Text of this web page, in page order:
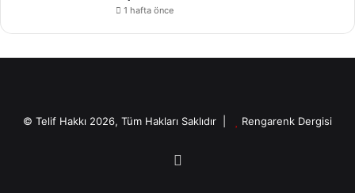
1 hafta önce
© Telif Hakkı 2026, Tüm Hakları Saklıdır | Rengarenk Dergisi